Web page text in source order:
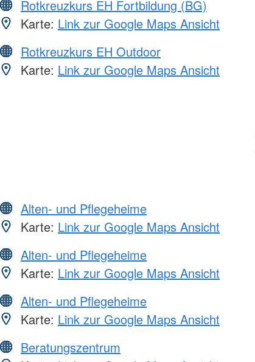
Rotkreuzkurs EH Fortbildung (BG)
Karte: Link zur Google Maps Ansicht
Rotkreuzkurs EH Outdoor
Karte: Link zur Google Maps Ansicht
Alten- und Pflegeheime
Karte: Link zur Google Maps Ansicht
Alten- und Pflegeheime
Karte: Link zur Google Maps Ansicht
Alten- und Pflegeheime
Karte: Link zur Google Maps Ansicht
Beratungszentrum